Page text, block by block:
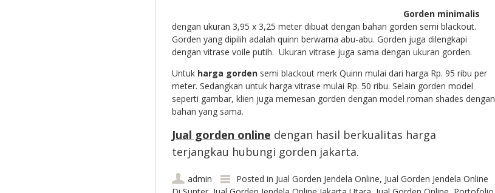
Gorden minimalis
dengan ukuran 3,95 x 3,25 meter dibuat dengan bahan gorden semi blackout.
Gorden yang dipilih adalah quinn berwarna abu-abu. Gorden juga dilengkapi
dengan vitrase voile putih. Ukuran vitrase juga sama dengan ukuran gorden.
Untuk harga gordensemi blackout merk Quinn mulai dari harga Rp. 95 ribu per
meter. Sedangkan untuk harga vitrase mulai Rp. 50 ribu. Selain gorden model
seperti gambar, klien juga memesan gorden dengan model roman shades dengan
bahan yang sama.
Jual gorden online dengan hasil berkualitas harga
terjangkau hubungi gorden jakarta.
admin Posted in Jual Gorden Jendela Online, Jual Gorden Jendela Online